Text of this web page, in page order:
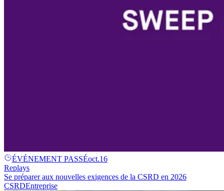
ÉVÉNEMENT PASSÉoct.16
Replays
Se préparer aux nouvelles exigences de la CSRD en 2026
CSRDEntreprise